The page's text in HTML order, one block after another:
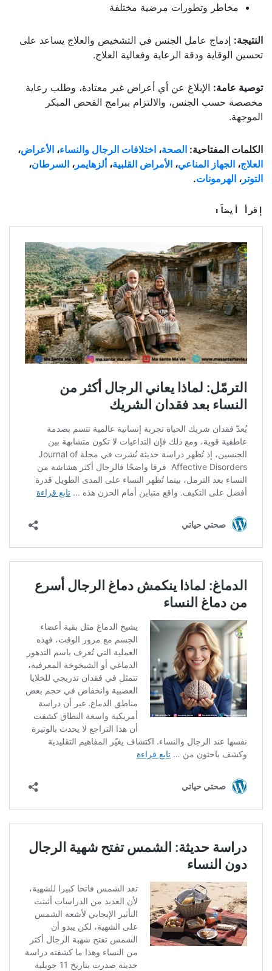
مخاطر وتطورات مرضية مختلفة
النتيجة: إدماج عامل الجنس في التشخيص والعلاج يساعد على
تحسين الوقاية ودقة الرعاية وفعالية العلاج.
توصية عامة: الإبلاغ عن أي أعراض غير معتادة، وطلب رعاية
مخصصة حسب الجنس، والالتزام ببرامج الفحص المبكر
الموجهة.
الكلمات المفتاحية: الصحة، اختلافات الرجال والنساء، الأعراض،
العلاج، الجهاز المناعي، الأمراض القلبية،ألزهايمر ، السرطان،
التوتر ، الهرمونات.
إقرأ أيضاً: